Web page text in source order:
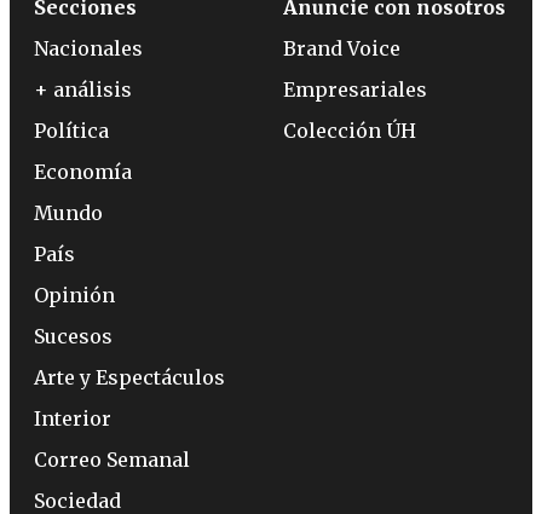
Secciones
Nacionales
+ análisis
Política
Economía
Mundo
País
Opinión
Sucesos
Arte y Espectáculos
Interior
Correo Semanal
Sociedad
Anuncie con nosotros
Brand Voice
Empresariales
Colección ÚH